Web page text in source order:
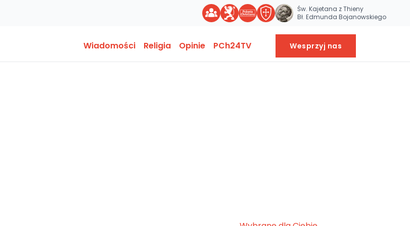
Św. Kajetana z Thieny
Bł. Edmunda Bojanowskiego
Wiadomości Religia Opinie PCh24TV Wesprzyj nas